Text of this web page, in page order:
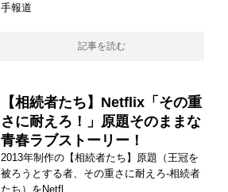
手報道
記事を読む
【相続者たち】Netflix「その重
さに耐えろ！」原題そのままな
青春ラブストーリー！
2013年制作の【相続者たち】原題（王冠を
被ろうとする者、その重さに耐えろ-相続者
たち）をNetfl